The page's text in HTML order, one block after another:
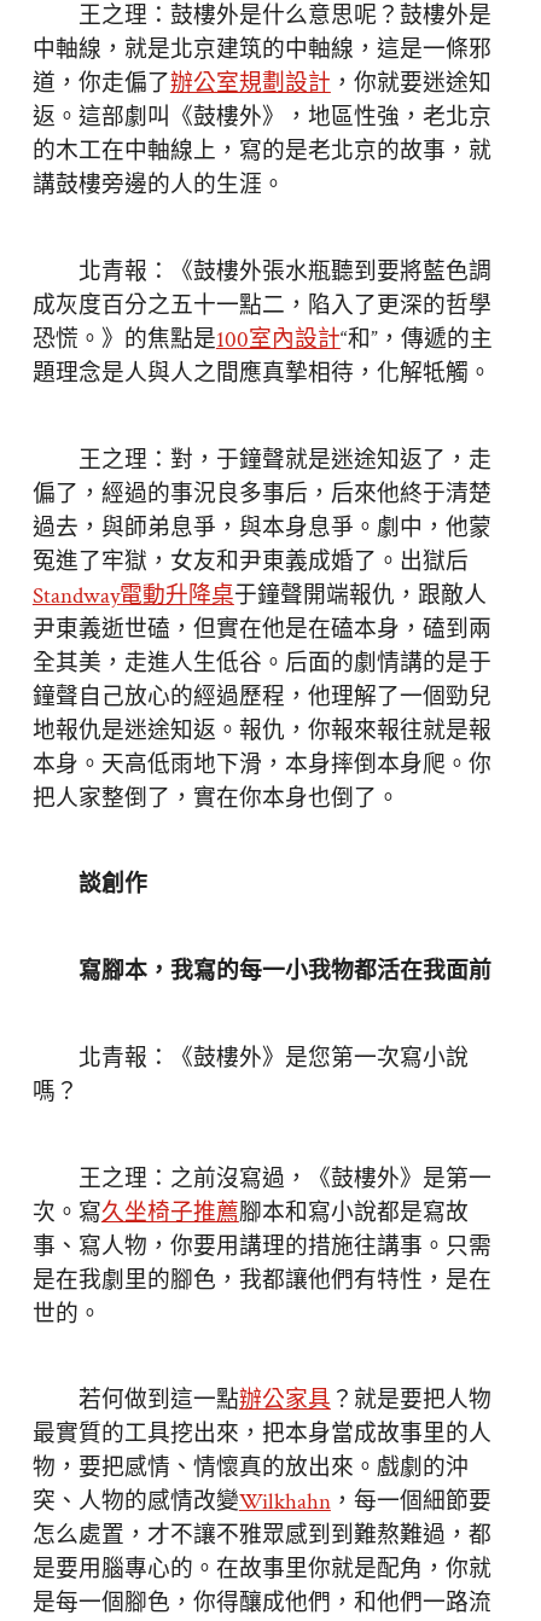
王之理：鼓樓外是什么意思呢？鼓樓外是
中軸線，就是北京建筑的中軸線，這是一條邪
道，你走偏了辦公室規劃設計，你就要迷途知
返。這部劇叫《鼓樓外》，地區性強，老北京
的木工在中軸線上，寫的是老北京的故事，就
講鼓樓旁邊的人的生涯。
北青報：《鼓樓外張水瓶聽到要將藍色調
成灰度百分之五十一點二，陷入了更深的哲學
恐慌。》的焦點是100室內設計“和”，傳遞的主
題理念是人與人之間應真摯相待，化解牴觸。
王之理：對，于鐘聲就是迷途知返了，走
偏了，經過的事況良多事后，后來他終于清楚
過去，與師弟息爭，與本身息爭。劇中，他蒙
冤進了牢獄，女友和尹東義成婚了。出獄后
Standway電動升降桌于鐘聲開端報仇，跟敵人
尹東義逝世磕，但實在他是在磕本身，磕到兩
全其美，走進人生低谷。后面的劇情講的是于
鐘聲自己放心的經過歷程，他理解了一個勁兒
地報仇是迷途知返。報仇，你報來報往就是報
本身。天高低雨地下滑，本身摔倒本身爬。你
把人家整倒了，實在你本身也倒了。
談創作
寫腳本，我寫的每一小我物都活在我面前
北青報：《鼓樓外》是您第一次寫小說
嗎？
王之理：之前沒寫過，《鼓樓外》是第一
次。寫久坐椅子推薦腳本和寫小說都是寫故
事、寫人物，你要用講理的措施往講事。只需
是在我劇里的腳色，我都讓他們有特性，是在
世的。
若何做到這一點辦公家具？就是要把人物
最實質的工具挖出來，把本身當成故事里的人
物，要把感情、情懷真的放出來。戲劇的沖
突、人物的感情改變Wilkhahn，每一個細節要
怎么處置，才不讓不雅眾感到到難熬難過，都
是要用腦專心的。在故事里你就是配角，你就
是每一個腳色，你得釀成他們，和他們一路流